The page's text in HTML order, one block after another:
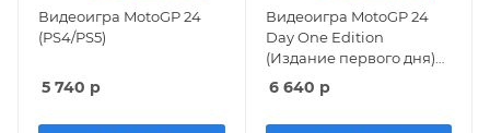
Видеоигра MotoGP 24
(PS4/PS5)
5 740 р
Видеоигра MotoGP 24
Day One Edition
(Издание первого дня)
(PS4/PS5)
6 640 р